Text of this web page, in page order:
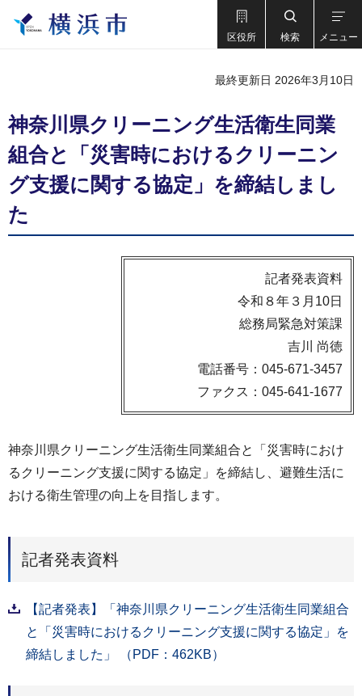
区役所 検索 メニュー
最終更新日 2026年3月10日
神奈川県クリーニング生活衛生同業
組合と「災害時におけるクリーニン
グ支援に関する協定」を締結しまし
た
記者発表資料
令和８年３月10日
総務局緊急対策課
吉川 尚徳
電話番号：045-671-3457
ファクス：045-641-1677
神奈川県クリーニング生活衛生同業組合と「災害時におけ
るクリーニング支援に関する協定」を締結し、避難生活に
おける衛生管理の向上を目指します。
記者発表資料
【記者発表】「神奈川県クリーニング生活衛生同業組合
と「災害時におけるクリーニング支援に関する協定」を
締結しました」 （PDF：462KB）